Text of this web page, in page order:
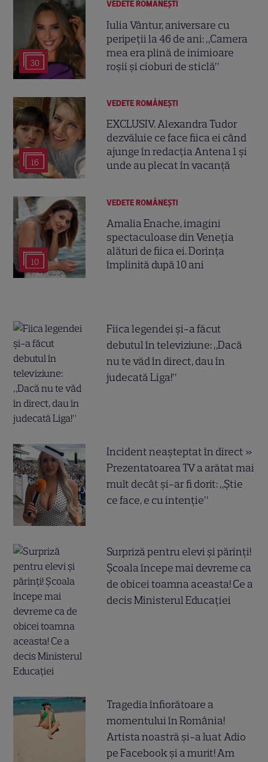
30
VEDETE ROMÂNEŞTI
Iulia Vântur, aniversare cu
peripeții la 46 de ani: „Camera
mea era plină de inimioare
roșii și cioburi de sticlă”
16
VEDETE ROMÂNEŞTI
EXCLUSIV. Alexandra Tudor
dezvăluie ce face fiica ei când
ajunge în redacția Antena 1 și
unde au plecat în vacanță
10
VEDETE ROMÂNEŞTI
Amalia Enache, imagini
spectaculoase din Veneția
alături de fiica ei. Dorința
împlinită după 10 ani
Fiica legendei și-a făcut
debutul în televiziune: „Dacă
nu te văd în direct, dau în
judecată Liga!”
Incident neașteptat în direct »
Prezentatoarea TV a arătat mai
mult decât și-ar fi dorit: „Știe
ce face, e cu intenție”
Surpriză pentru elevi și părinți!
Școala începe mai devreme ca
de obicei toamna aceasta! Ce a
decis Ministerul Educației
Tragedia înfiorătoare a
momentului în România!
Artista noastră și-a luat Adio
pe Facebook și a murit! Am